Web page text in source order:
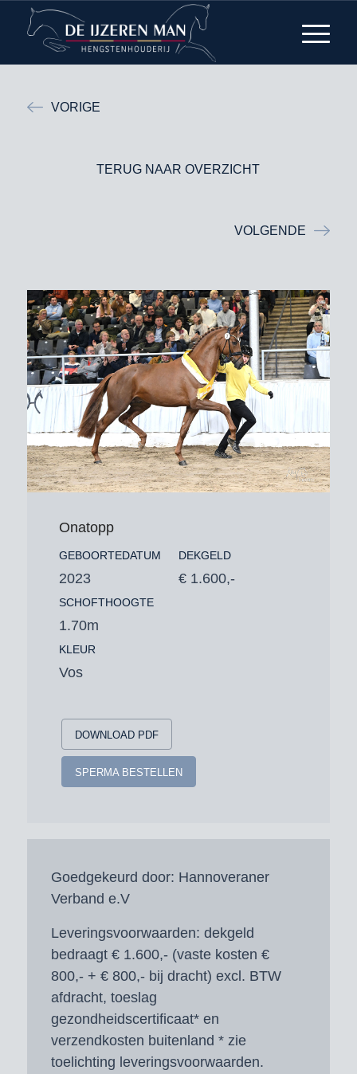
VORIGE
TERUG NAAR OVERZICHT
VOLGENDE
Onatopp
GEBOORTEDATUM
2023
SCHOFTHOOGTE
1.70m
KLEUR
Vos
DEKGELD
€ 1.600,-
DOWNLOAD PDF
SPERMA BESTELLEN
Goedgekeurd door: Hannoveraner
Verband e.V
Leveringsvoorwaarden: dekgeld
bedraagt € 1.600,- (vaste kosten €
800,- + € 800,- bij dracht) excl. BTW
afdracht, toeslag
gezondheidscertificaat* en
verzendkosten buitenland * zie
toelichting leveringsvoorwaarden.